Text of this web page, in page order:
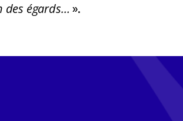
des égards… ».
recevez l'actualité